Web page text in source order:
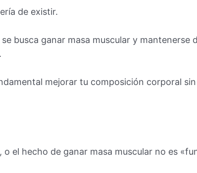
de existir.
busca ganar masa muscular y mantenerse
mejorar tu composición corporal
el hecho de ganar masa muscular no es